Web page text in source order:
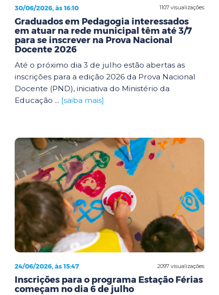
1107 visualizações
30/06/2026, às 16:10
Graduados em Pedagogia interessados
em atuar na rede municipal têm até 3/7
para se inscrever na Prova Nacional
Docente 2026
Até o próximo dia 3 de julho estão abertas as
inscrições para a edição 2026 da Prova Nacional
Docente (PND), iniciativa do Ministério da
Educação ... [saiba mais]
2097 visualizações
24/06/2026, às 15:47
Inscrições para o programa Estação Férias
começam no dia 6 de julho